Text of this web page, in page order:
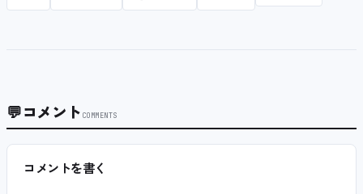
💬コメント COMMENTS
コメントを書く